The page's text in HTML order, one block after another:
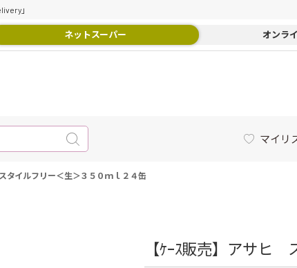
」
ネットスーパー オンラ
マイリ
タイルフリー＜生＞３５０ｍｌ２４缶
【ｹｰｽ販売】アサヒ